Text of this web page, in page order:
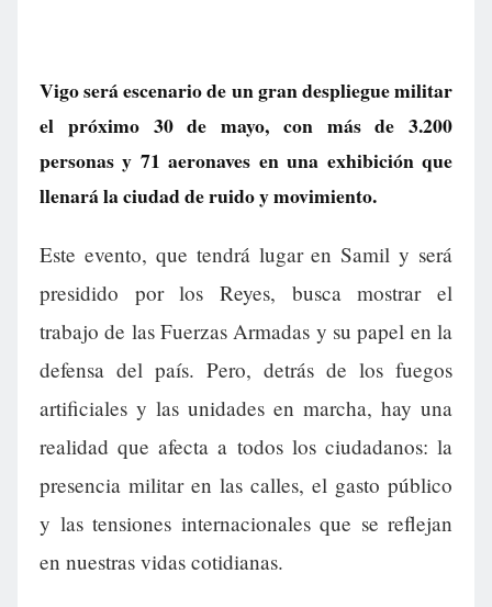
Vigo será escenario de un gran despliegue militar
el próximo 30 de mayo, con más de 3.200
personas y 71 aeronaves en una exhibición que
llenará la ciudad de ruido y movimiento.
Este evento, que tendrá lugar en Samil y será
presidido por los Reyes, busca mostrar el
trabajo de las Fuerzas Armadas y su papel en la
defensa del país. Pero, detrás de los fuegos
artificiales y las unidades en marcha, hay una
realidad que afecta a todos los ciudadanos: la
presencia militar en las calles, el gasto público
y las tensiones internacionales que se reflejan
en nuestras vidas cotidianas.